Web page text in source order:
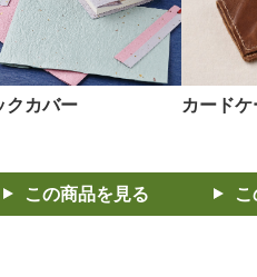
クカバー
この商品を見る
カードケ